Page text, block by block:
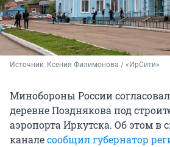
Источник: Ксения Филимонова / «ИрСити»
Минобороны России
деревне Позднякова под
аэропорта Иркутска. Об этом в
каналесообщил губернатор